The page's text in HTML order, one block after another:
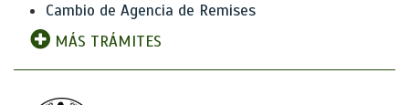
Cambio de Agencia de Remises
MÁS TRÁMITES